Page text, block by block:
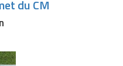
du CM